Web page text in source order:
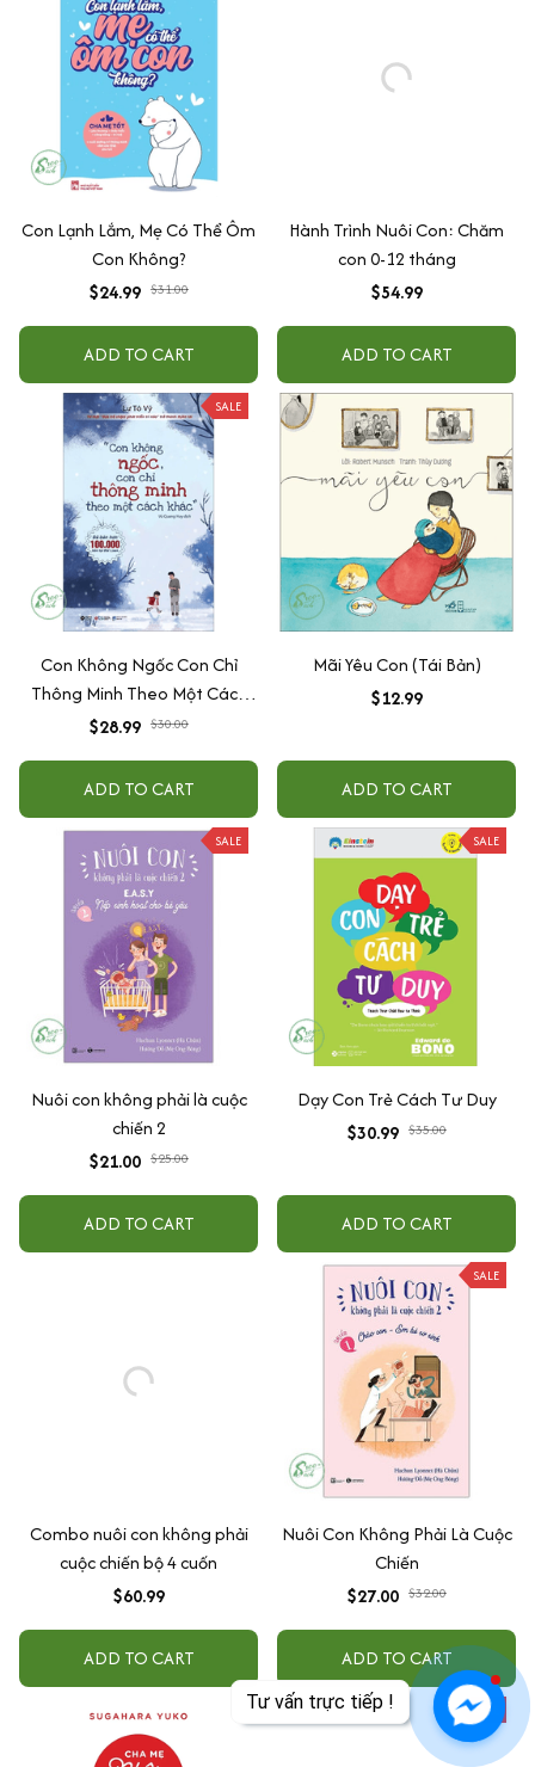
Tư vấn trực tiếp !
Con Lạnh Lắm, Mẹ Có Thể Ôm
Con Không?
$24.99 $31.00
ADD TO CART
Hành Trình Nuôi Con: Chăm
con 0-12 tháng
$54.99
ADD TO CART
SALE
Con Không Ngốc Con Chỉ
Thông Minh Theo Một Cách
Khác
$28.99 $30.00
ADD TO CART
Mãi Yêu Con (Tái Bản)
$12.99
ADD TO CART
SALE
Nuôi con không phải là cuộc
chiến 2
$21.00 $25.00
ADD TO CART
SALE
Dạy Con Trẻ Cách Tư Duy
$30.99 $35.00
ADD TO CART
Combo nuôi con không phải
cuộc chiến bộ 4 cuốn
$60.99
ADD TO CART
SALE
Nuôi Con Không Phải Là Cuộc
Chiến
$27.00 $32.00
ADD TO CART
SALE